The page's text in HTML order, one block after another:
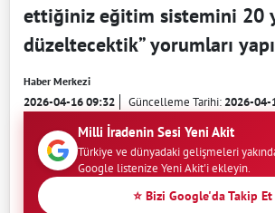
ettiğiniz eğitim sistemini 20
düzeltecektik” yorumları
Haber Merkezi
2026-04-16 09:32 Güncelleme Tarihi:2026-04-
Milli İradenin Sesi Yeni Akit
Türkiye ve dünyadaki gelişmeleri
Google listenize Yeni Akit'i ekleyin.
⭐ Bizi Google'da Takip Et